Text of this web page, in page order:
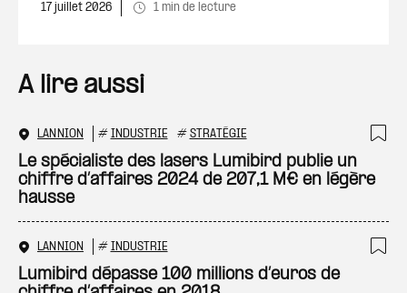
17 juillet 2026 1 min de lecture
A lire aussi
LANNION # INDUSTRIE # STRATÉGIE
Le spécialiste des lasers Lumibird publie un
chiffre d’affaires 2024 de 207,1 M€ en légère
hausse
LANNION # INDUSTRIE
Lumibird dépasse 100 millions d’euros de